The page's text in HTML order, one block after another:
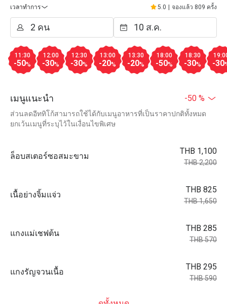
เวลาทำการ
5.0 จองแล้ว 809 ครั้ง
11:30
-50%
12:00
-30%
12:30
-30%
13:00
-20%
13:30
-20%
18:00
-50%
18:30
-30% -30
เมนูแนะนำ -50 %
ส่วนลดอีททิโก้สามารถใช้ได้กับเมนูอาหารที่เป็นราคาปกติทั้งหมด
ยกเว้นเมนูที่ระบุไว้ในเงื่อนไขพิเศษ
ล็อบสเตอร์ซอสมะขาม
THB 1,100
THB 2,200
เนื้อย่างจิ้มแจ่ว
THB 825
THB 1,650
แกงแม่เชฟต้น
THB 285
THB 570
แกงรัญจวนเนื้อ
THB 295
THB 590